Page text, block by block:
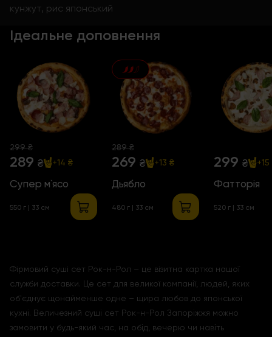
кунжут, рис японський
Ідеальне доповнення
299 ₴
289 ₴ +14 ₴
Супер м`ясо
550 г | 33 см
289 ₴
269 ₴ +13 ₴
Дьябло
480 г | 33 см
299 ₴ +15
Фатторія
520 г | 33 см
Фірмовий суші сет Рок-н-Рол – це візитна картка нашої
служби доставки. Це сет для великої компанії, людей, яких
об'єднує щонайменше одне – щира любов до японської
кухні. Величезний суші сет Рок-н-Рол Запоріжжя можно
замовити у будь-який час, на обід, вечерю чи навіть